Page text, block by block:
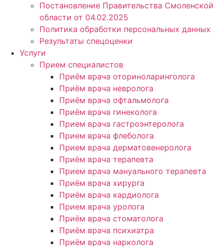
Постановление Правительства Смоленской
области от 04.02.2025
Политика обработки персональных данных
Результаты спецоценки
Услуги
Прием специалистов
Приём врача оториноларинголога
Приём врача невролога
Приём врача офтальмолога
Приём врача гинеколога
Прием врача гастроэнтеролога
Прием врача флеболога
Прием врача дерматовенеролога
Приём врача терапевта
Прием врача мануального терапевта
Приём врача хирурга
Приём врача кардиолога
Прием врача уролога
Приём врача стоматолога
Приём врача психиатра
Приём врача нарколога